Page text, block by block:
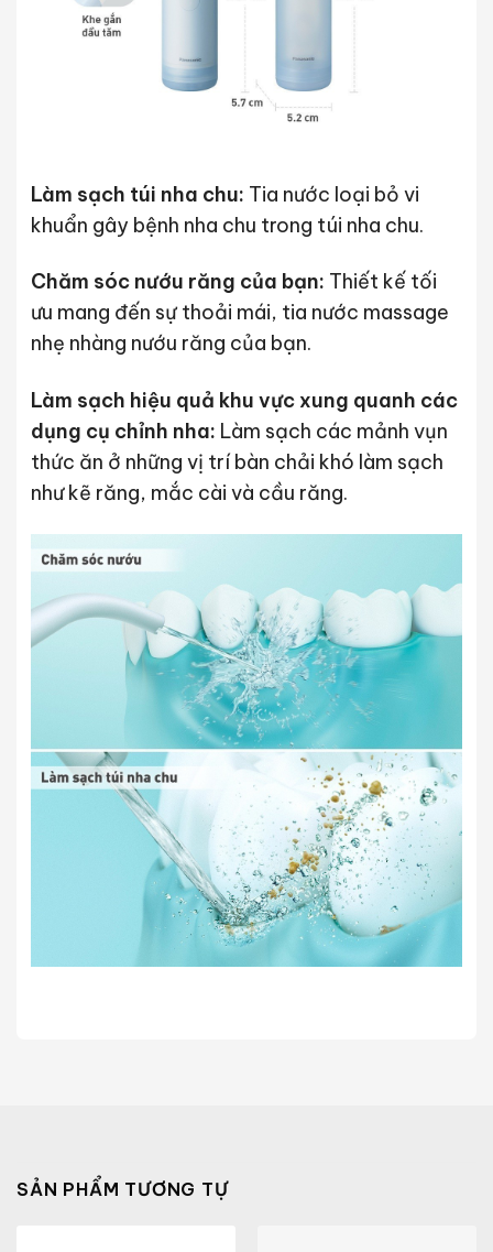
Làm sạch túi nha chu: Tia nước loại bỏ vi
khuẩn gây bệnh nha chu trong túi nha chu.
Chăm sóc nướu răng của bạn: Thiết kế tối
ưu mang đến sự thoải mái, tia nước massage
nhẹ nhàng nướu răng của bạn.
Làm sạch hiệu quả khu vực xung quanh các
dụng cụ chỉnh nha: Làm sạch các mảnh vụn
thức ăn ở những vị trí bàn chải khó làm sạch
như kẽ răng, mắc cài và cầu răng.
SẢN PHẨM TƯƠNG TỰ